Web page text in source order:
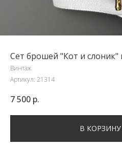
Сет брошей "Кот и слоник"
Винтаж
Артикул: 21314
7 500 р.
В КОРЗИНУ